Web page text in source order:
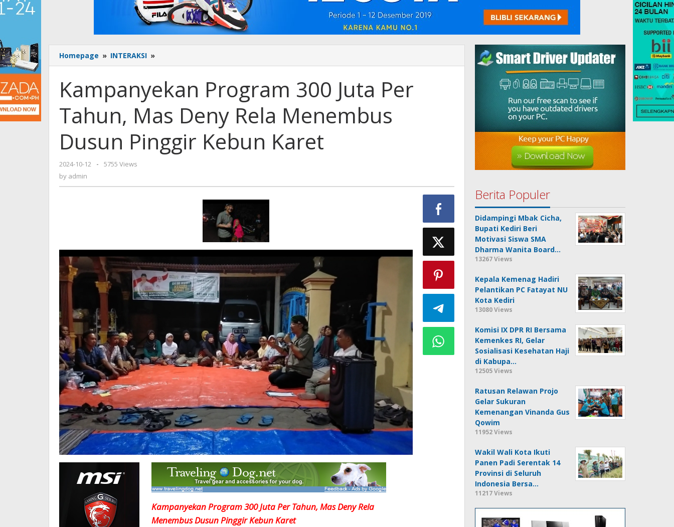
Homepage » INTERAKSI »
Program
Juta
Per
Tahun,
Mas
Rela
Menembus
Kampanyekan Program 300 Juta Per
Tahun, Mas Deny Rela Menembus
Dusun Pinggir Kebun Karet
2024-10-12
by
-
5755 Views
by admin
Kampanyekan Program 300 Juta Per Tahun, Mas Deny Rela
Menembus Dusun Pinggir Kebun Karet
Berita Populer
Didampingi Mbak Cicha,
Bupati Kediri Beri
Motivasi Siswa SMA
Dharma Wanita Board…
13267 Views
Kepala Kemenag Hadiri
Pelantikan PC Fatayat NU
Kota Kediri
13080 Views
Komisi IX DPR RI Bersama
Kemenkes RI, Gelar
Sosialisasi Kesehatan Haji
di Kabupa…
12505 Views
Ratusan Relawan Projo
Gelar Sukuran
Kemenangan Vinanda Gus
Qowim
11952 Views
Wakil Wali Kota Ikuti
Panen Padi Serentak 14
Provinsi di Seluruh
Indonesia Bersa…
11217 Views